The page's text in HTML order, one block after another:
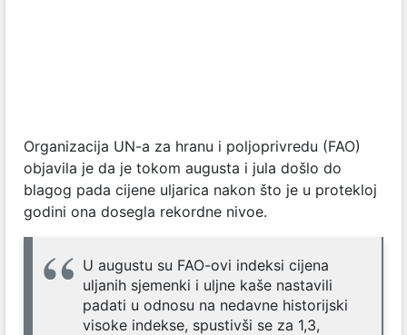
Organizacija UN-a za hranu i poljoprivredu (FAO)
objavila je da je tokom augusta i jula došlo do
blagog pada cijene uljarica nakon što je u protekloj
godini ona dosegla rekordne nivoe.
U augustu su FAO-ovi indeksi cijena
uljanih sjemenki i uljne kaše nastavili
padati u odnosu na nedavne historijski
visoke indekse, spustivši se za 1,3,